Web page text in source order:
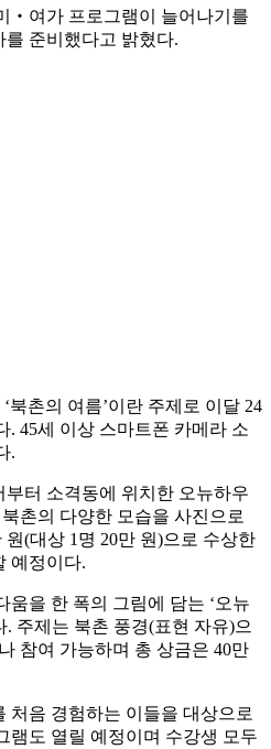
‧여가 프로그램이 늘어나기를
를 준비했다고 밝혔다.
북촌의 여름’이란 주제로 이달 24
. 45세 이상 스마트폰 카메라 소
.
터 소격동에 위치한 오뉴하우
촌의 다양한 모습을 사진으로
(대상 1명 20만 원)으로 수상한
예정이다.
움을 한 폭의 그림에 담는 ‘오뉴
. 주제는 북촌 풍경(표현 자유)으
참여 가능하며 총 상금은 40만
처음 경험하는 이들을 대상으로
램도 열릴 예정이며 수강생 모두